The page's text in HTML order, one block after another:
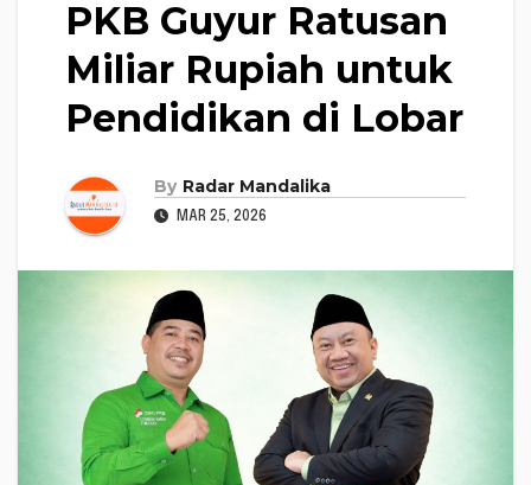
PKB Guyur Ratusan
Miliar Rupiah untuk
Pendidikan di Lobar
By Radar Mandalika
MAR 25, 2026